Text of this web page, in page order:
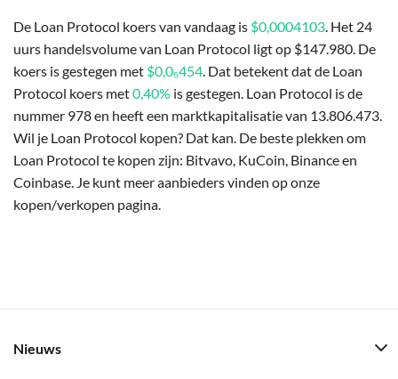
De Loan Protocol koers van vandaag is $0,0004103. Het 24
uurs handelsvolume van Loan Protocol ligt op $147.980. De
koers is gestegen met $0,0₅454. Dat betekent dat de Loan
Protocol koers met0,40% is gestegen. Loan Protocol is de
nummer 978 en heeft een marktkapitalisatie van 13.806.473.
Wil je Loan Protocol kopen? Dat kan. De beste plekken om
Loan Protocol te kopen zijn: Bitvavo, KuCoin, Binance en
Coinbase. Je kunt meer aanbieders vinden op onze
kopen/verkopen pagina.
Nieuws